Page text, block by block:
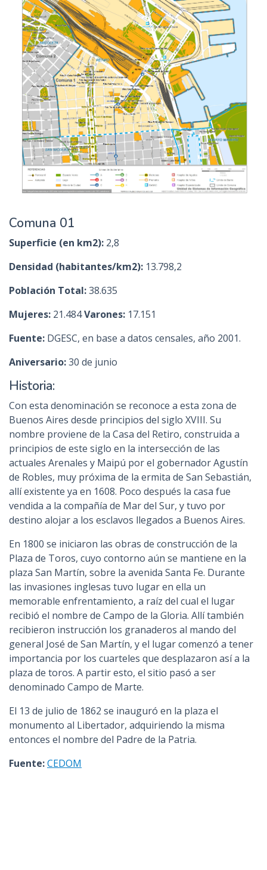
Comuna 01
Superficie (en km2): 2,8
Densidad (habitantes/km2): 13.798,2
Población Total:38.635
Mujeres: 21.484Varones: 17.151
Fuente: DGESC, en base a datos censales, año 2001.
Aniversario:30 de junio
Historia:
Con esta denominación se reconoce a esta zona de
Buenos Aires desde principios del siglo XVIII. Su
nombre proviene de la Casa del Retiro, construida a
principios de este siglo en la intersección de las
actuales Arenales y Maipú por el gobernador Agustín
de Robles, muy próxima de la ermita de San Sebastián,
allí existente ya en 1608. Poco después la casa fue
vendida a la compañía de Mar del Sur, y tuvo por
destino alojar a los esclavos llegados a Buenos Aires.
En 1800 se iniciaron las obras de construcción de la
Plaza de Toros, cuyo contorno aún se mantiene en la
plaza San Martín, sobre la avenida Santa Fe. Durante
las invasiones inglesas tuvo lugar en ella un
memorable enfrentamiento, a raíz del cual el lugar
recibió el nombre de Campo de la Gloria. Allí también
recibieron instrucción los granaderos al mando del
general José de San Martín, y el lugar comenzó a tener
importancia por los cuarteles que desplazaron así a la
plaza de toros. A partir esto, el sitio pasó a ser
denominado Campo de Marte.
El 13 de julio de 1862 se inauguró en la plaza el
monumento al Libertador, adquiriendo la misma
entonces el nombre del Padre de la Patria.
Fuente:CEDOM